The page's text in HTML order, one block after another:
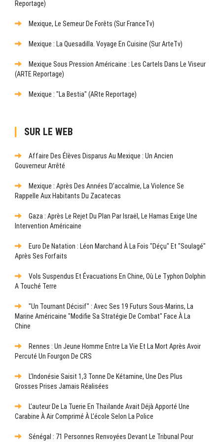
Reportage)
Mexique, Le Semeur De Forêts (sur FranceTv)
Mexique : La Quesadilla. Voyage En Cuisine (sur ArteTv)
Mexique Sous Pression Américaine : Les Cartels Dans Le Viseur
(ARTE Reportage)
Mexique : "La Bestia" (ARte Reportage)
SUR LE WEB
Affaire Des Élèves Disparus Au Mexique : Un Ancien
Gouverneur Arrêté
Mexique : Après Des Années D’accalmie, La Violence Se
Rappelle Aux Habitants Du Zacatecas
Gaza : Après Le Rejet Du Plan Par Israël, Le Hamas Exige Une
Intervention Américaine
Euro De Natation : Léon Marchand À La Fois "déçu" Et "soulagé"
Après Ses Forfaits
Vols Suspendus Et Évacuations En Chine, Où Le Typhon Dolphin
A Touché Terre
"Un Tournant Décisif" : Avec Ses 19 Futurs Sous-Marins, La
Marine Américaine "modifie Sa Stratégie De Combat" Face À La
Chine
Rennes : Un Jeune Homme Entre La Vie Et La Mort Après Avoir
Percuté Un Fourgon De CRS
L’Indonésie Saisit 1,3 Tonne De Kétamine, Une Des Plus
Grosses Prises Jamais Réalisées
L’auteur De La Tuerie En Thaïlande Avait Déjà Apporté Une
Carabine À Air Comprimé À L’école Selon La Police
Sénégal : 71 Personnes Renvoyées Devant Le Tribunal Pour